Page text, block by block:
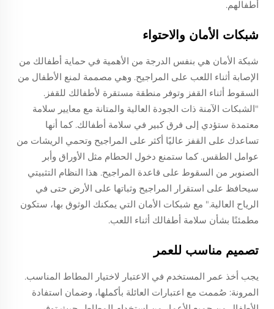
أطفالهم.
شبكات الأمان والاحتواء
شبكة الأمان هي بنفس الدرجة من الأهمية في حماية أطفالك من
الإصابة أثناء اللعب على المراجيح. وهي مصممة لمنع الأطفال من
السقوط أثناء القفز وتوفر منطقة مستقرة لأطفالك للقفز.
"الشبكات الآمنة ذات الجودة العالية والمتانة مع معايير سلامة
معتمدة ستؤدي إلى فرق كبير في سلامة أطفالك. كما أنها
تساعدك على القفز عاليًا أكثر على المراجيح وتحمي الريشات من
عوامل الطقس. كما ستمنع دخول الحطام مثل الأوراق وأبر
الصنوبر من السقوط على قاعدة المراجيح. هذا النظام التثبيتي
سيحافظ على استقرار المراجيح وثباتها على الأرض حتى في
الرياح العالية." مع شبكات الأمان التي يمكنك الوثوق بها، ستكون
مطمئنًا بشأن سلامة أطفالك أثناء اللعب.
تصميم مناسب للعمر
يجب أخذ عمر المستخدم في الاعتبار لاختيار المطاط المناسب.
المرونة: صُممت مع اعتبارات العائلة بأكملها، وضمان استفادة